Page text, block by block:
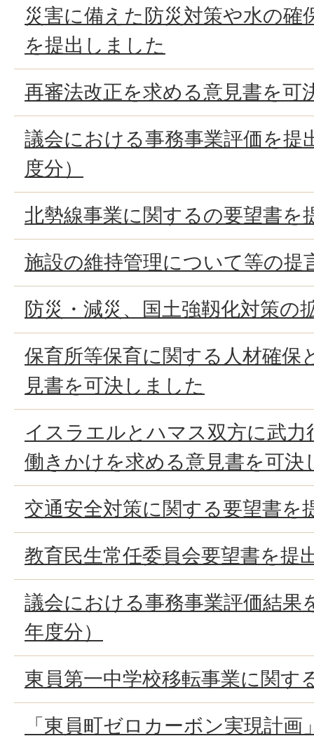
災害に備えた防災対策や水の確
を提出しました
再審法改正を求める意見書を可
議会における事務事業評価を提
度分）
北勢線事業に関するの要望書を
施設の維持管理について等の提
防災・減災、国土強靱化対策の
保育所等保育に関する人材確保
見書を可決しました
イスラエルとハマス双方に武
働きかけを求める意見書を可決
交通安全対策に関する要望書を
教育民生常任委員会要望書を提
議会における事務事業評価結果
年度分）
東員第一中学校移転事業に関す
「東員町ゼロカーボン実現計